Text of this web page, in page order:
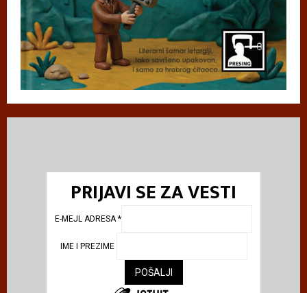
PRIJAVI SE ZA VESTI
E-MEJL ADRESA*
IME I PREZIME